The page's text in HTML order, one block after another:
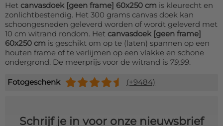
Het canvasdoek [geen frame] 60x250 cm is kleurecht en
zonlichtbestendig. Het 300 grams canvas doek kan
schoongesneden geleverd worden of wordt geleverd met
10 cm witrand rondom. Het canvasdoek [geen frame]
60x250 cm is geschikt om op te (laten) spannen op een
houten frame of te verlijmen op een vlakke en schone
ondergrond. De meerprijs voor de witrand is 79,99.
Fotogeschenk (+9484)
Schrijf je in voor onze nieuwsbrief